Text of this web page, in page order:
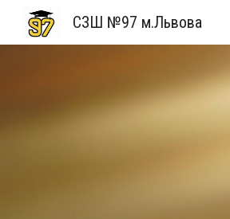
СЗШ №97 м.Львова